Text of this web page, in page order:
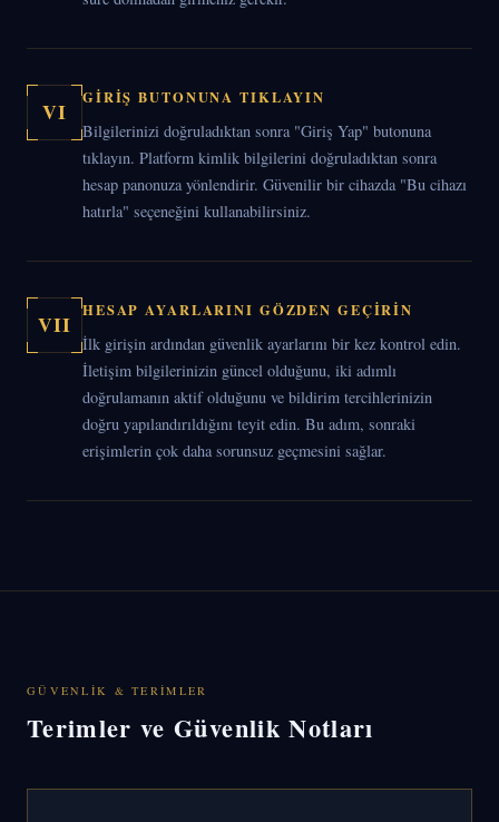
VI
GIRIŞ BUTONUNA TIKLAYIN
Bilgilerinizi doğruladıktan sonra "Giriş Yap" butonuna
tıklayın. Platform kimlik bilgilerini doğruladıktan sonra
hesap panonuza yönlendirir. Güvenilir bir cihazda "Bu cihazı
hatırla" seçeneğini kullanabilirsiniz.
VII
HESAP AYARLARINI GÖZDEN GEÇIRIN
İlk girişin ardından güvenlik ayarlarını bir kez kontrol edin.
İletişim bilgilerinizin güncel olduğunu, iki adımlı
doğrulamanın aktif olduğunu ve bildirim tercihlerinizin
doğru yapılandırıldığını teyit edin. Bu adım, sonraki
erişimlerin çok daha sorunsuz geçmesini sağlar.
GÜVENLIK & TERIMLER
Terimler ve Güvenlik Notları